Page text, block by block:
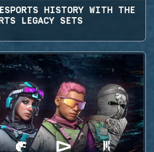
HISTORY WITH THE
LEGACY SETS